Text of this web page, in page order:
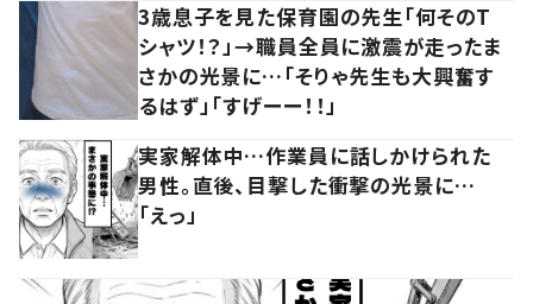
3歳息子を見た保育園の先生「何そのT
シャツ！？」→職員全員に激震が走ったま
さかの光景に…「そりゃ先生も大興奮す
るはず」「すげーー！！」
実家解体中…作業員に話しかけられた
男性。直後、目撃した衝撃の光景に…
「えっ」